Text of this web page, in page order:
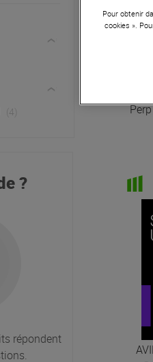
(4)
?
répondent
Pour obtenir
cookies ».